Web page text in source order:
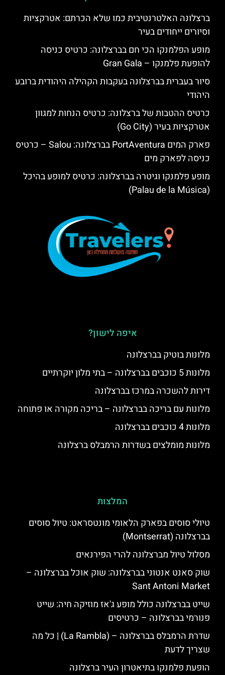
ברצלונה האלטרנטיבית כמו שלא הכרתם: אטרקציות
וסיורים ייחודים בעיר
מופע הפלמנקו הכי חם בברצלונה: כרטיס כניסה
להופעת פלמנקו – Gran Gala
סיור בעברית בברצלונה בעקבות הקהילה היהודית ברובע
היהודי
כרטיס ההטבות של ברצלונה: כרטיס הנחות למגוון
אטרקציות בעיר (Go City)
פארק המים PortAventura בברצלונה: Salou – כרטיס
כניסה לפארק מים
מופע פלמנקו וגיטרה בברצלונה: כרטיס למופע בהיכל
(Palau de la Música)
איפה לישון?
מלונות בוטיק בברצלונה
מלונות 5 כוכבים בברצלונה – בתי מלון יוקרתיים
דירות להשכרה במרכז בברצלונה
מלונות עם בריכה בברצלונה – בריכה מקורה או פתוחה
מלונות 4 כוכבים בברצלונה
מלונות מומלצים בשדרות הרמבלס ברצלונה
המלצות
טיולי סוסים בפארק הלאומי מונטסראט: טיול סוסים
בברצלונה (Montserrat)
מסלול טיול מברצלונה להרי הפירנאים
שוק סאנט אנטוני בברצלונה: שוק אוכל בברצלונה –
Sant Antoni Market
שייט בברצלונה כולל מופע ג'אז מוזיקה חיה: שייט
פנורמי בברצלונה – כרטיסים
שדרת הרמבלס בברצלונה – (La Rambla) | כל מה
שצריך לדעת
הופעת פלמנקו בתיאטרון העיר ברצלונה